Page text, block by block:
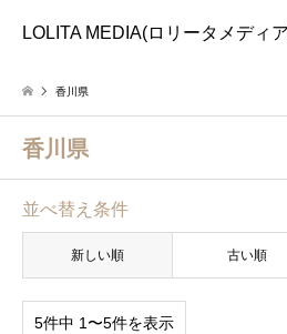
LOLITA MEDIA(ロリータメディ
香川県
香川県
並べ替え条件
新しい順 古い順
5件中 1〜5件を表示